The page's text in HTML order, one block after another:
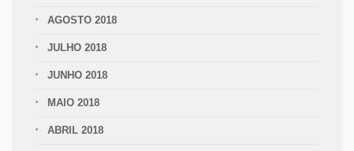
AGOSTO 2018
JULHO 2018
JUNHO 2018
MAIO 2018
ABRIL 2018